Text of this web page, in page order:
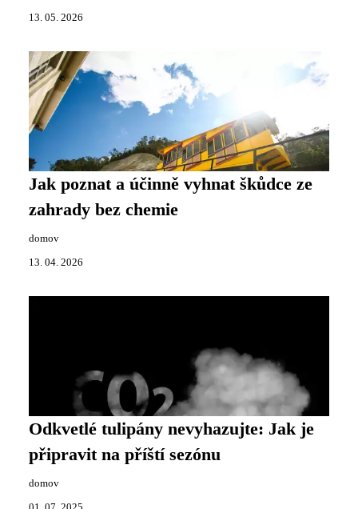
13. 05. 2026
Jak poznat a účinně vyhnat škůdce ze
zahrady bez chemie
domov
13. 04. 2026
Odkvetlé tulipány nevyhazujte: Jak je
připravit na příští sezónu
domov